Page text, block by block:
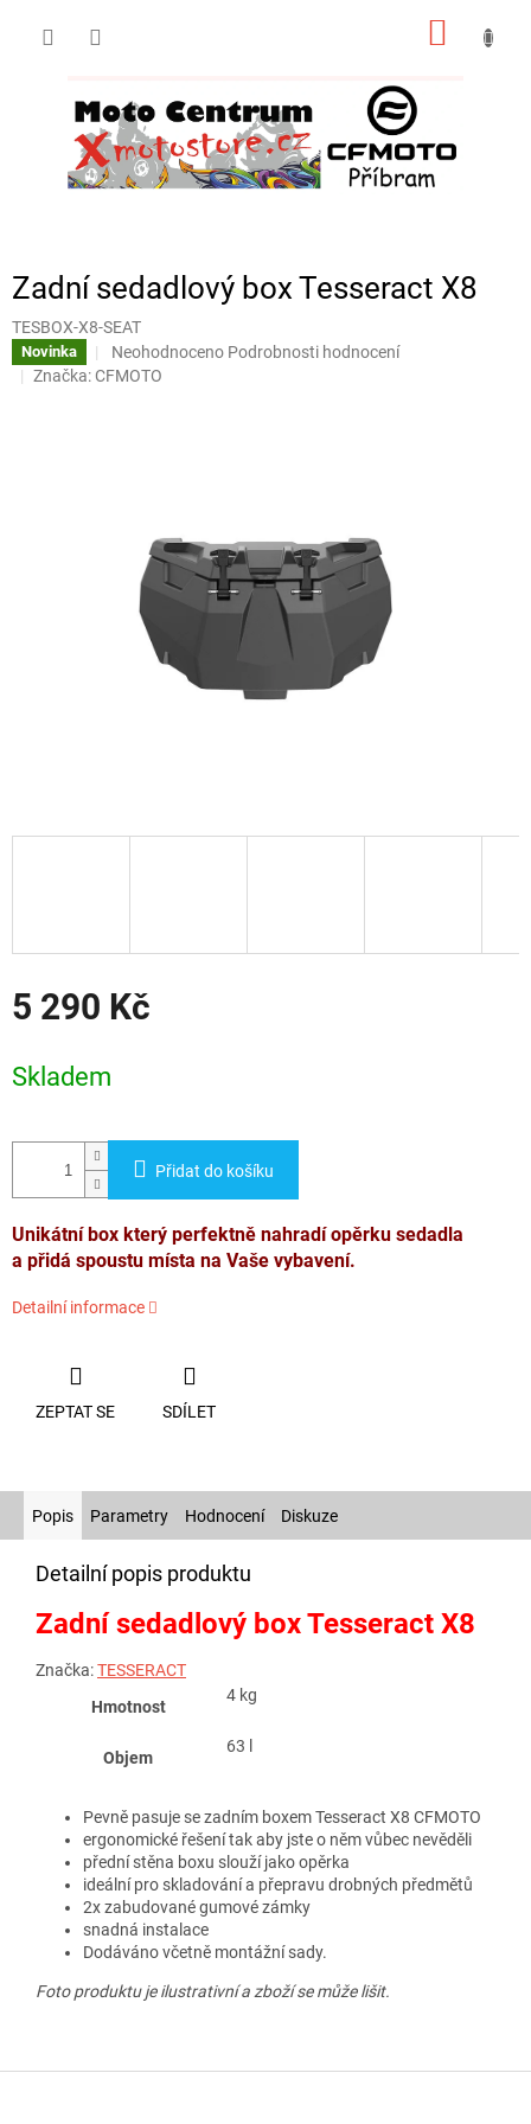
Zadní sedadlový box Tesseract X8
TESBOX-X8-SEAT
Novinka
Průměrné
hodnocení
Neohodnoceno Podrobnosti hodnocení
Značka:CFMOTO
5 290 Kč
cena:
Skladem
Přidat do košíku
Unikátní box který perfektně nahradí opěrku sedadla
a přidá spoustu místa na Vaše vybavení.
Detailní informace
ZEPTAT SE SDÍLET
Popis Parametry Hodnocení Diskuze
Detailní popis produktu
Zadní sedadlový box Tesseract X8
Značka:TESSERACT
Hmotnost
4 kg
Objem
63 l
Pevně pasuje se zadním boxem Tesseract X8 CFMOTO
ergonomické řešení tak aby jste o něm vůbec nevěděli
přední stěna boxu slouží jako opěrka
ideální pro skladování a přepravu drobných předmětů
2x zabudované gumové zámky
snadná instalace
Dodáváno včetně montážní sady.
Foto produktu je ilustrativní a zboží se může lišit.